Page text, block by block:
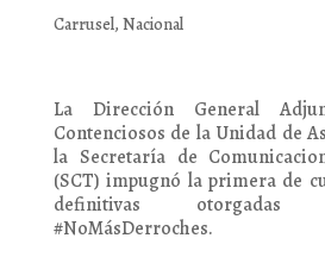
Carrusel, Nacional
La Dirección General
Contenciosos de la Unidad de
la Secretaría de
(SCT) impugnó la primera de
definitivas
#NoMásDerroches.